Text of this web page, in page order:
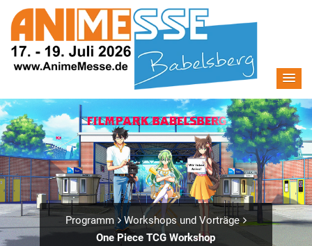
Programm
Workshops und Vorträge
One Piece TCG Workshop